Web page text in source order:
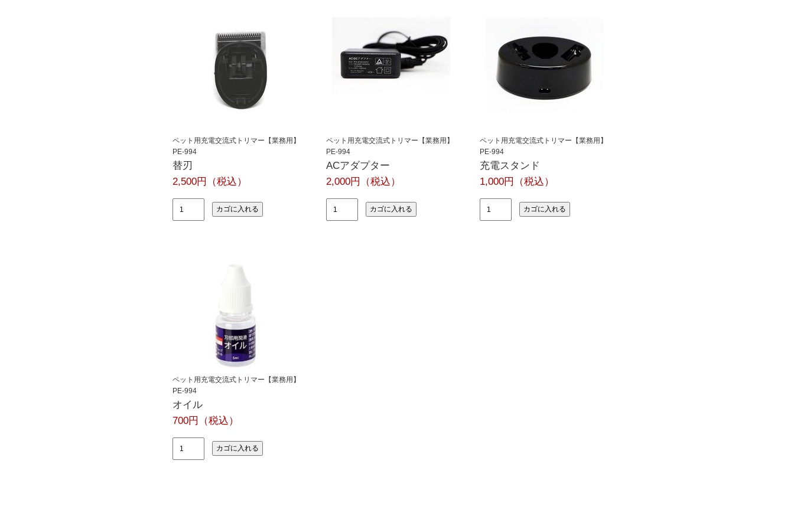
ペット用充電交流式トリマー【業務用】
PE-994
替刃
2,500円（税込）
ペット用充電交流式トリマー【業務用】
PE-994
ACアダプター
2,000円（税込）
ペット用充電交流式トリマー【業務用】
PE-994
充電スタンド
1,000円（税込）
ペット用充電交流式トリマー【業務用】
PE-994
オイル
700円（税込）